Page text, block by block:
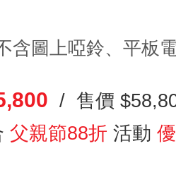
含圖上啞鈴、平板
/ 售價
父親節88折 活動